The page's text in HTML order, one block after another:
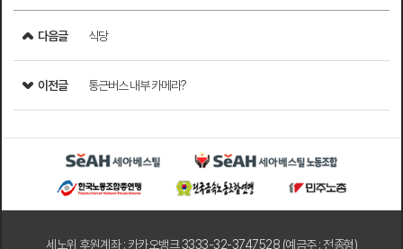
다음글 식당
이전글 통근버스 내부 카메라?
세노위 후원계좌 : 카카오뱅크 3333-32-3747528 (예금주 : 전종형)